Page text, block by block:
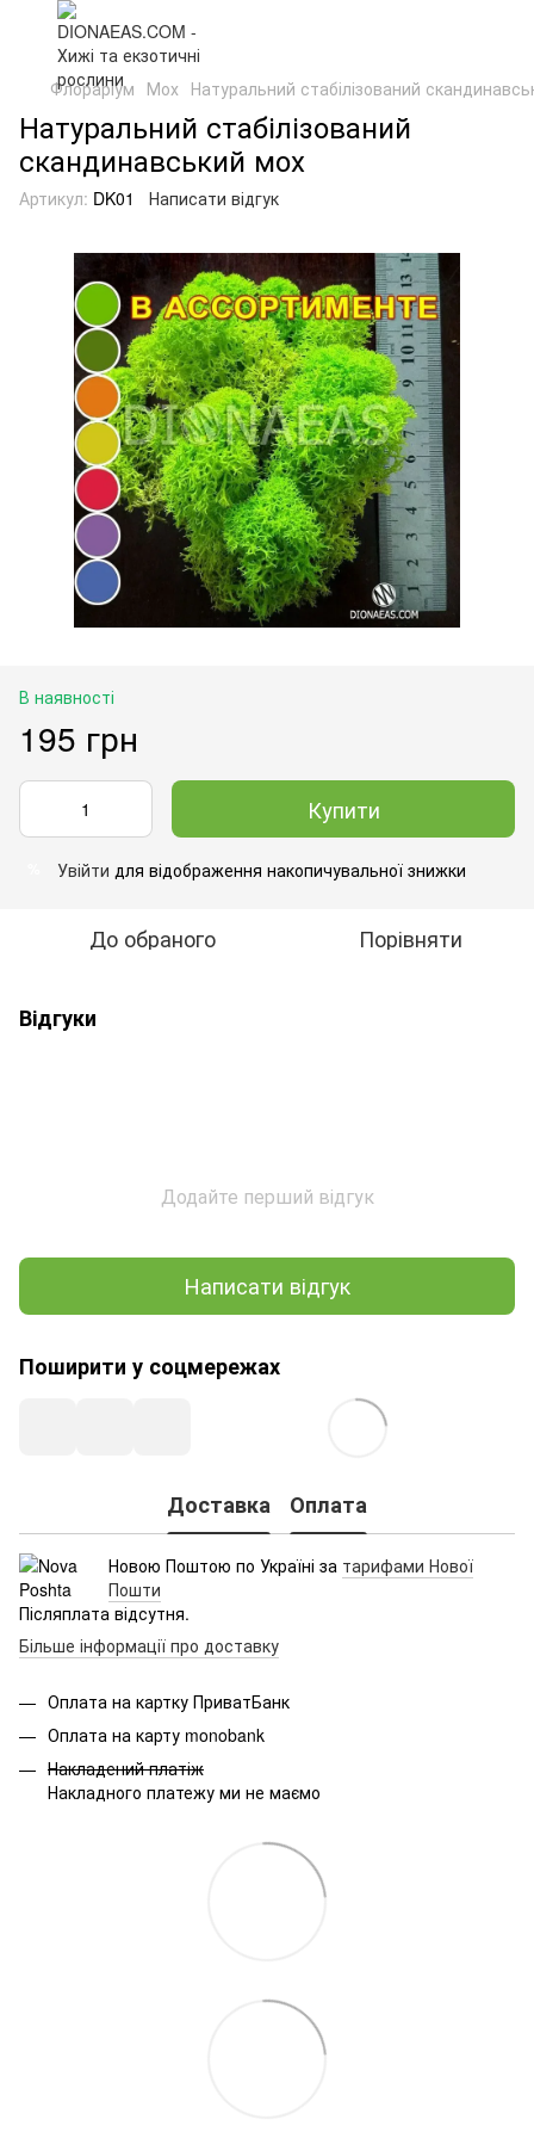
Флораріум Мох Натуральний стабілізований
Натуральний стабілізований
скандинавський мох
Артикул: DK01 Написати відгук
В наявності
195 грн
Купити
Увійти для відображення накопичувальної знижки
До обраного Порівняти
Відгуки
Додайте перший відгук
Написати відгук
Поширити у соцмережах
Доставка Оплата
Новою Поштою по Україні за тарифами Нової
Пошти
Післяплата відсутня.
Більше інформації про доставку
Оплата на картку ПриватБанк
Оплата на карту monobank
Накладений платіж
Накладного платежу ми не маємо